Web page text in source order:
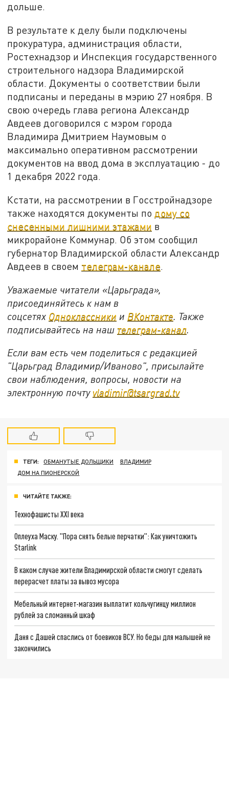
дольше.
В результате к делу были подключены
прокуратура, администрация области,
Ростехнадзор и Инспекция государственного
строительного надзора Владимирской
области. Документы о соответствии были
подписаны и переданы в мэрию 27 ноября. В
свою очередь глава региона Александр
Авдеев договорился с мэром города
Владимира Дмитрием Наумовым о
максимально оперативном рассмотрении
документов на ввод дома в эксплуатацию - до
1 декабря 2022 года.
Кстати, на рассмотрении в Госстройнадзоре
также находятся документы по дому со
снесенными лишними этажами в
микрорайоне Коммунар. Об этом сообщил
губернатор Владимирской области Александр
Авдеев в своем телеграм-канале.
Уважаемые читатели «Царьграда»,
присоединяйтесь к нам в
соцсетях Одноклассники и ВКонтакте . Также
подписывайтесь на наш телеграм-канал
Если вам есть чем поделиться с редакцией
"Царьград Владимир/Иваново", присылайте
свои наблюдения, вопросы, новости на
электронную почту vladimir@tsargrad.tv
ТЕГИ: ОБМАНУТЫЕ ДОЛЬЩИКИ
ВЛАДИМИР
ДОМ НА ПИОНЕРСКОЙ
ЧИТАЙТЕ ТАКЖЕ:
Технофашисты XXI века
Оплеуха Маску. "Пора снять белые перчатки": Как уничтожить
Starlink
В каком случае жители Владимирской области смогут сделать
перерасчет платы за вывоз мусора
Мебельный интернет-магазин выплатит кольчугинцу миллион
рублей за сломанный шкаф
Даня с Дашей спаслись от боевиков ВСУ. Но беды для малышей не
закончились